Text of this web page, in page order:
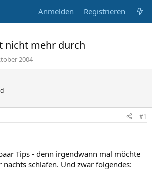
Anmelden Registrieren
nicht mehr durch
2004
#1
Tips - denn irgendwann mal möchte
schlafen. Und zwar folgendes: